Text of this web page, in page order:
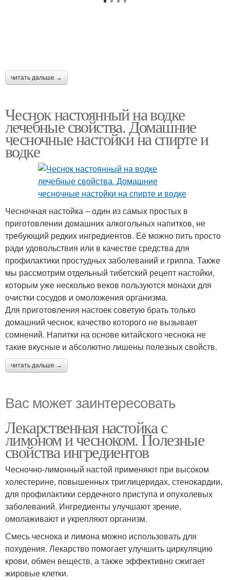
читать дальше →
Чеснок настоянный на водке
лечебные свойства. Домашние
чесночные настойки на спирте и
водке
Чесночная настойка – один из самых простых в
приготовлении домашних алкогольных напитков, не
требующий редких ингредиентов. Её можно пить просто
ради удовольствия или в качестве средства для
профилактики простудных заболеваний и гриппа. Также
мы рассмотрим отдельный тибетский рецепт настойки,
которым уже несколько веков пользуются монахи для
очистки сосудов и омоложения организма.
Для приготовления настоек советую брать только
домашний чеснок, качество которого не вызывает
сомнений. Напитки на основе китайского чеснока не
такие вкусные и абсолютно лишены полезных свойств.
читать дальше →
Вас может заинтересовать
Лекарственная настойка с
лимоном и чесноком. Полезные
свойства ингредиентов
Чесночно-лимонный настой применяют при высоком
холестерине, повышенных триглицеридах, стенокардии,
для профилактики сердечного приступа и опухолевых
заболеваний. Ингредиенты улучшают зрение,
омолаживают и укрепляют организм.
Смесь чеснока и лимона можно использовать для
похудения. Лекарство помогает улучшить циркуляцию
крови, обмен веществ, а также эффективно сжигает
жировые клетки.